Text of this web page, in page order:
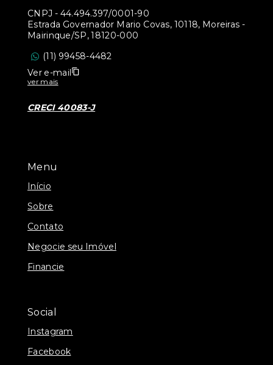
Menu
Início
Sobre
Contato
Negocie seu Imóvel
Financie
Social
Instagram
Facebook
CNPJ - 44.494.397/0001-90
Estrada Governador Mario Covas, 10118, Moreiras -
Mairinque/SP, 18120-000
(11) 99458-4482
Ver e-mail
ver mais
CRECI 40083-J